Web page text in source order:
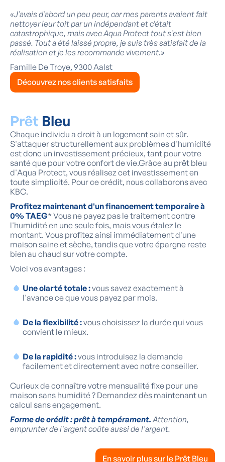
«J’avais d’abord un peu peur, car mes parents avaient fait
nettoyer leur toit par un indépendant et c’était
catastrophique, mais avec Aqua Protect tout s’est bien
passé. Tout a été laissé propre, je suis très satisfait de la
réalisation et je les recommande vivement.»
Famille De Troye, 9300 Aalst
Découvrez nos clients satisfaits
Prêt Bleu
Chaque individu a droit à un logement sain et sûr.
S'attaquer structurellement aux problèmes d'humidité
est donc un investissement précieux, tant pour votre
santé que pour votre confort de vie.Grâce au prêt bleu
d'Aqua Protect, vous réalisez cet investissement en
toute simplicité. Pour ce crédit, nous collaborons avec
KBC.
Profitez maintenant d'un financement temporaire à
0% TAEG* Vous ne payez pas le traitement contre
l'humidité en une seule fois, mais vous étalez le
montant. Vous profitez ainsi immédiatement d'une
maison saine et sèche, tandis que votre épargne reste
bien au chaud sur votre compte.
Voici vos avantages :
Une clarté totale :vous savez exactement à
l'avance ce que vous payez par mois.
De la flexibilité :vous choisissez la durée qui vous
convient le mieux.
De la rapidité :vous introduisez la demande
facilement et directement avec notre conseiller.
Curieux de connaître votre mensualité fixe pour une
maison sans humidité ? Demandez dès maintenant un
calcul sans engagement.
Forme de crédit : prêt à tempérament. Attention,
emprunter de l'argent coûte aussi de l'argent.
En savoir plus sur le Prêt Bleu